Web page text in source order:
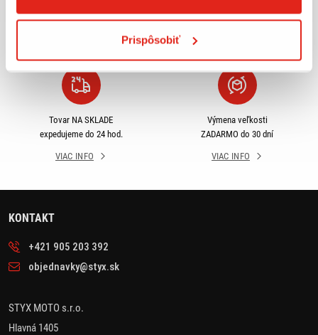
Prispôsobiť
odberu
SR
Tovar NA SKLADE
expedujeme do 24 hod.
VIAC INFO
Výmena veľkosti
ZADARMO do 30 dní
VIAC INFO
KONTAKT
+421 905 203 392
objednavky@styx.sk
STYX MOTO s.r.o.
Hlavná 1405